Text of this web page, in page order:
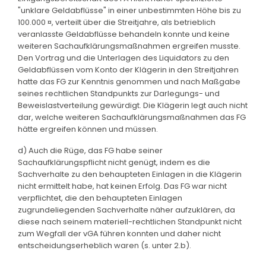
"unklare Geldabflüsse" in einer unbestimmten Höhe bis zu
100.000 ¤, verteilt über die Streitjahre, als betrieblich
veranlasste Geldabflüsse behandeln konnte und keine
weiteren Sachaufklärungsmaßnahmen ergreifen musste.
Den Vortrag und die Unterlagen des Liquidators zu den
Geldabflüssen vom Konto der Klägerin in den Streitjahren
hatte das FG zur Kenntnis genommen und nach Maßgabe
seines rechtlichen Standpunkts zur Darlegungs- und
Beweislastverteilung gewürdigt. Die Klägerin legt auch nicht
dar, welche weiteren Sachaufklärungsmaßnahmen das FG
hätte ergreifen können und müssen.
d) Auch die Rüge, das FG habe seiner
Sachaufklärungspflicht nicht genügt, indem es die
Sachverhalte zu den behaupteten Einlagen in die Klägerin
nicht ermittelt habe, hat keinen Erfolg. Das FG war nicht
verpflichtet, die den behaupteten Einlagen
zugrundeliegenden Sachverhalte näher aufzuklären, da
diese nach seinem materiell-rechtlichen Standpunkt nicht
zum Wegfall der vGA führen konnten und daher nicht
entscheidungserheblich waren (s. unter 2.b).